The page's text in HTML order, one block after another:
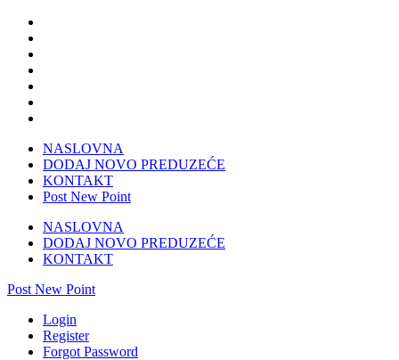
NASLOVNA
DODAJ NOVO PREDUZEĆE
KONTAKT
Post New Point
NASLOVNA
DODAJ NOVO PREDUZEĆE
KONTAKT
Post New Point
Login
Register
Forgot Password